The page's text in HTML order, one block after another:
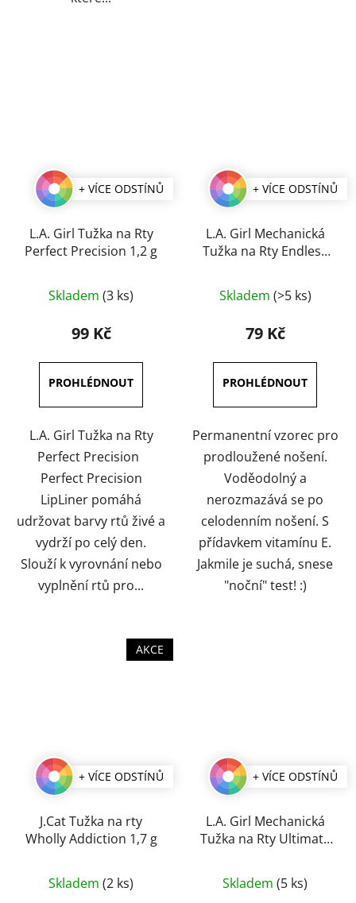
+ VÍCE ODSTÍNŮ
L.A. Girl Tužka na Rty
Perfect Precision 1,2 g
hodnocení
produktu
5,0
z
5
hvězdiček.
Skladem (3 ks)
99 Kč
L.A. Girl Tužka na Rty
Perfect Precision
Perfect Precision
LipLiner pomáhá
udržovat barvy rtů živé a
vydrží po celý den.
Slouží k vyrovnání nebo
vyplnění rtů pro...
+ VÍCE ODSTÍNŮ
L.A. Girl Mechanická
Tužka na Rty Endless
hodnocení
produktu
5,0
z
5
hvězdiček.
Skladem (>5 ks)
79 Kč
Permanentní vzorec pro
prodloužené nošení.
Voděodolný a
nerozmazává se po
celodenním nošení. S
přídavkem vitamínu E.
Jakmile je suchá, snese
"noční" test! :)
AKCE
+ VÍCE ODSTÍNŮ
J.Cat Tužka na rty
Wholly Addiction 1,7 g
hodnocení
Skladem (2 ks)
+ VÍCE ODSTÍNŮ
L.A. Girl Mechanická
Tužka na Rty Ultimate
hodnocení
Skladem (5 ks)